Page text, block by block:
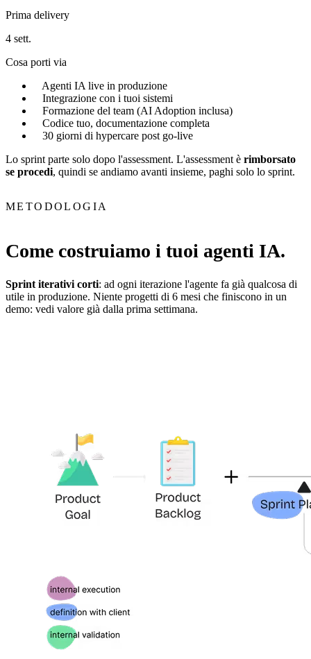
Prima delivery
4 sett.
Cosa porti via
Agenti IA live in produzione
Integrazione con i tuoi sistemi
Formazione del team (AI Adoption inclusa)
Codice tuo, documentazione completa
30 giorni di hypercare post go-live
Lo sprint parte solo dopo l'assessment. L'assessment è rimborsato
se procedi, quindi se andiamo avanti insieme, paghi solo lo sprint.
METODOLOGIA
Come costruiamo i tuoi agenti IA.
Sprint iterativi corti: ad ogni iterazione l'agente fa già qualcosa di
utile in produzione. Niente progetti di 6 mesi che finiscono in un
demo: vedi valore già dalla prima settimana.